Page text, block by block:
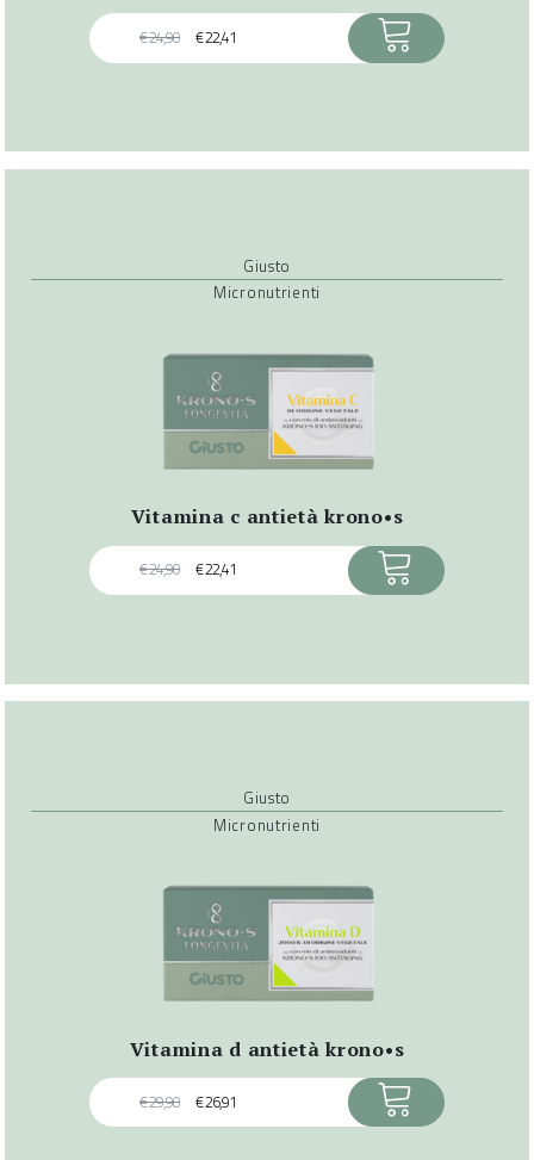
€24,90 €22,41 ACQUISTA
Giusto
Micronutrienti
vitamina c antietà krono•s
€24,90 €22,41 ACQUISTA
Giusto
Micronutrienti
vitamina d antietà krono•s
€29,90 €26,91 ACQUISTA